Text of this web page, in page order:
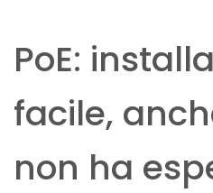
PoE:
facile,
non ha